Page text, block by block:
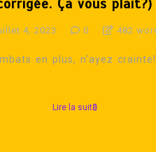
Ça vous plait?)
4, 2023 0 482
en plus, n'ayez
Lire la suite